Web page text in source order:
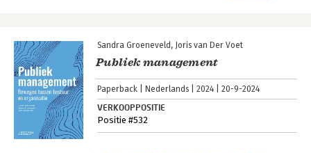
Sandra Groeneveld Joris van Der Voet
Publiek management
Paperback Nederlands 2024 20-9-2024
VERKOOPPOSITIE
Positie #532